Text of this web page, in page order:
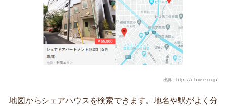
出典：https://x-house.co.jp/
地図からシェアハウスを検索できます。地名や駅がよく分